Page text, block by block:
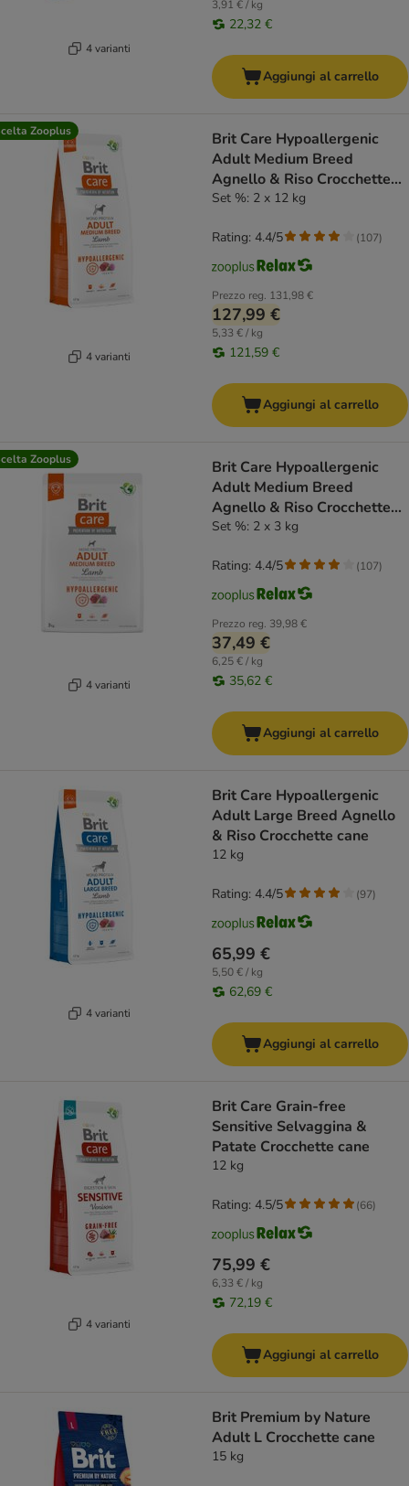
4 varianti
3,91 € / kg
22,32 €
Aggiungi al carrello
Zooplus
4 varianti
Brit Care Hypoallergenic
Adult Medium Breed
Agnello & Riso Crocchette
cane
Set %: 2 x 12 kg
Prezzo reg. 131,98 €
127,99 €
5,33 € / kg
121,59 €
Rating: 4.4/5 (107)
Aggiungi al carrello
Zooplus
4 varianti
Brit Care Hypoallergenic
Adult Medium Breed
Agnello & Riso Crocchette
cane
Set %: 2 x 3 kg
Prezzo reg. 39,98 €
37,49 €
6,25 € / kg
35,62 €
Rating: 4.4/5 (107)
Aggiungi al carrello
4 varianti
Brit Care Hypoallergenic
Adult Large Breed Agnello
& Riso Crocchette cane
12 kg
65,99 €
5,50 € / kg
62,69 €
Rating: 4.4/5 (97)
Aggiungi al carrello
4 varianti
Brit Care Grain-free
Sensitive Selvaggina &
Patate Crocchette cane
12 kg
75,99 €
6,33 € / kg
72,19 €
Rating: 4.5/5 (66)
Aggiungi al carrello
Brit Premium by Nature
Adult L Crocchette cane
15 kg